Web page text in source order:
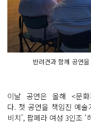
반려견과 함께 공연
이날 공연은 올해 <문
다. 첫 공연을 책임진 예
비치’, 팝페라 여성 3인조 ‘